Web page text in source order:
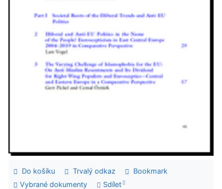
Do košíku Trvalý odkaz
Bookmark
Vybrané dokumenty
Sdílet